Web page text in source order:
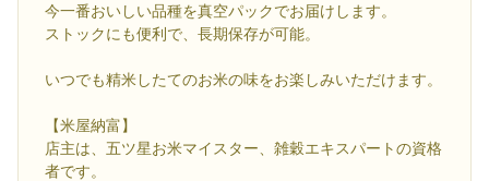
今一番おいしい品種を真空パックでお届けします。
ストックにも便利で、長期保存が可能。
いつでも精米したてのお米の味をお楽しみいただけます。
【米屋納富】
店主は、五ツ星お米マイスター、雑穀エキスパートの資格
者です。